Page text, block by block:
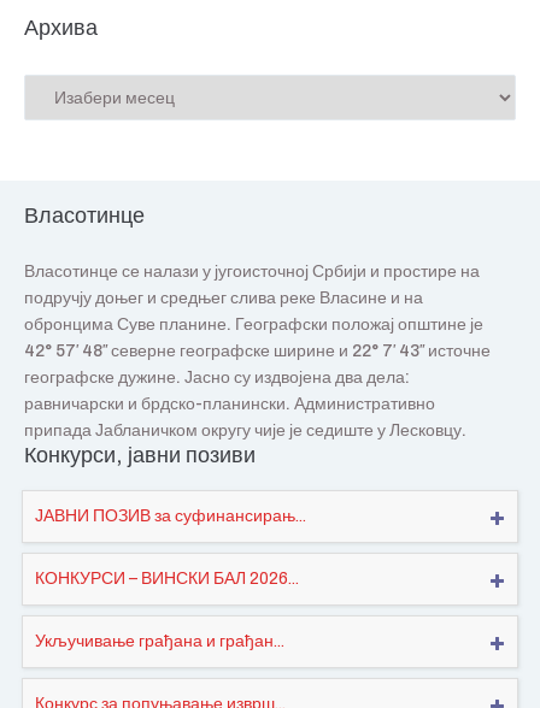
Архива
Власотинце
Власотинце се налази у југоисточној Србији и простире на
подручју доњег и средњег слива реке Власине и на
обронцима Суве планине. Географски положај општине је
42° 57′ 48″ северне географске ширине и 22° 7′ 43″ источне
географске дужине. Јасно су издвојена два дела:
равничарски и брдско-планински. Административно
припада Јабланичком округу чије је седиште у Лесковцу.
Конкурси, јавни позиви
ЈАВНИ ПОЗИВ за суфинансирањ...
КОНКУРСИ – ВИНСКИ БАЛ 2026...
Укључивање грађана и грађан...
Конкурс за попуњавање изврш...